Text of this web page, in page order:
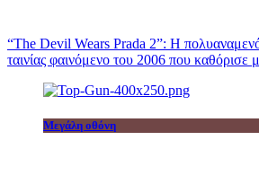
“The Devil Wears Prada 2”: Η
ταινίας φαινόμενο του 2006 που καθόρισε
Μεγάλη οθόνη